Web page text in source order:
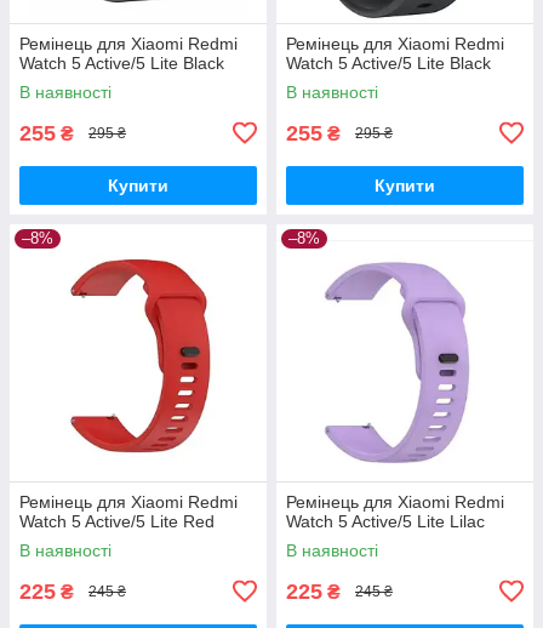
Ремінець для Xiaomi Redmi
Watch 5 Active/5 Lite Black
В наявності
255 ₴ 295 ₴
Купити
Ремінець для Xiaomi Redmi
Watch 5 Active/5 Lite Black
В наявності
255 ₴ 295 ₴
Купити
–8%
Ремінець для Xiaomi Redmi
Watch 5 Active/5 Lite Red
В наявності
225 ₴ 245 ₴
–8%
Ремінець для Xiaomi Redmi
Watch 5 Active/5 Lite Lilac
В наявності
225 ₴ 245 ₴